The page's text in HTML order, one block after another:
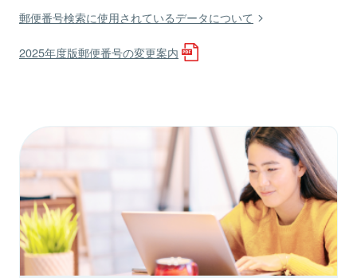
郵便番号検索に使用されているデータについて
2025年度版郵便番号の変更案内